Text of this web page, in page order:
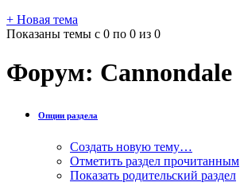
+ Новая тема
Показаны темы с 0 по 0 из 0
Форум: Cannondale
Опции раздела
Создать новую тему…
Отметить раздел прочитанным
Показать родительский раздел